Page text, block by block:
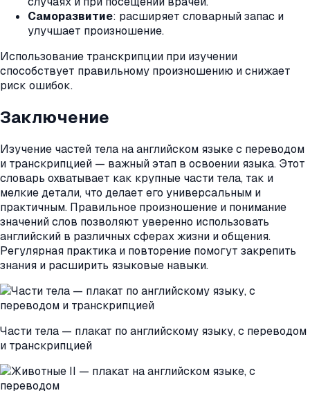
Саморазвитие: расширяет словарный запас и
улучшает произношение.
Использование транскрипции при изучении
способствует правильному произношению и снижает
риск ошибок.
Заключение
Изучение частей тела на английском языке с переводом
и транскрипцией — важный этап в освоении языка. Этот
словарь охватывает как крупные части тела, так и
мелкие детали, что делает его универсальным и
практичным. Правильное произношение и понимание
значений слов позволяют уверенно использовать
английский в различных сферах жизни и общения.
Регулярная практика и повторение помогут закрепить
знания и расширить языковые навыки.
Части тела — плакат по английскому языку, с переводом
и транскрипцией